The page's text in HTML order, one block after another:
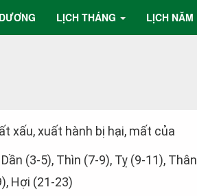
LỊCH THÁNG LỊCH NĂM
xấu, xuất hành bị hại, mất của
Dần (3-5), Thìn (7-9), Tỵ (9-11), Thân
Hợi (21-23)